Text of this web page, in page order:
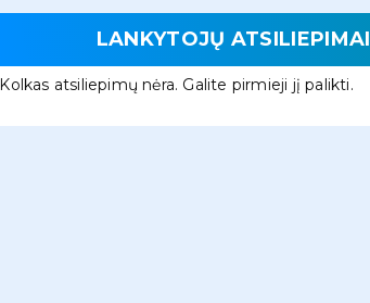
LANKYTOJŲ ATSILIEPIMAI
Kolkas atsiliepimų nėra. Galite pirmieji jį palikti.